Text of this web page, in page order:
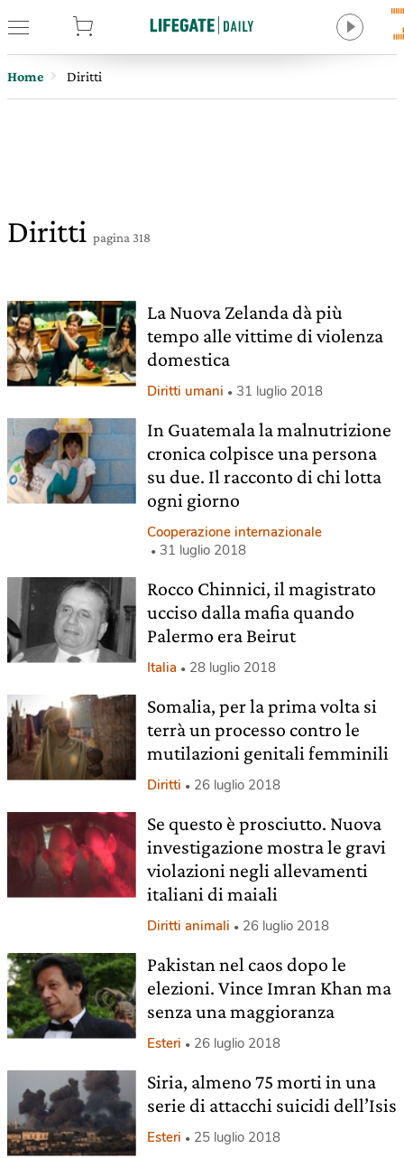
Home Diritti
Diritti pagina 318
La Nuova Zelanda dà più
tempo alle vittime di violenza
domestica
Diritti umani 31 luglio 2018
In Guatemala la malnutrizione
cronica colpisce una persona
su due. Il racconto di chi lotta
ogni giorno
Cooperazione internazionale
31 luglio 2018
Rocco Chinnici, il magistrato
ucciso dalla mafia quando
Palermo era Beirut
Italia 28 luglio 2018
Somalia, per la prima volta si
terrà un processo contro le
mutilazioni genitali femminili
Diritti 26 luglio 2018
Se questo è prosciutto. Nuova
investigazione mostra le gravi
violazioni negli allevamenti
italiani di maiali
Diritti animali 26 luglio 2018
Pakistan nel caos dopo le
elezioni. Vince Imran Khan ma
senza una maggioranza
Esteri 26 luglio 2018
Siria, almeno 75 morti in una
serie di attacchi suicidi dell’Isis
Esteri 25 luglio 2018